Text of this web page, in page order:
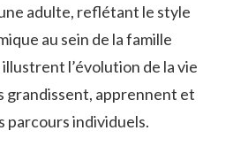
adulte, reflétant le style
au sein de la famille
l’évolution de la vie
grandissent, apprennent et
parcours individuels.